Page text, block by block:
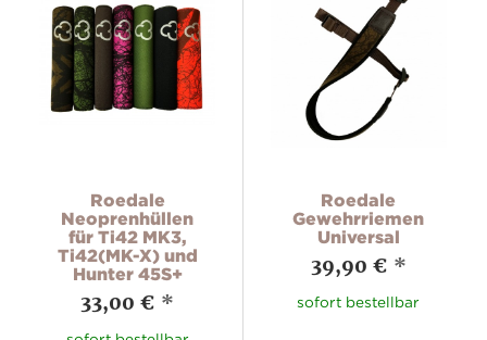
Roedale
Neoprenhüllen
für Ti42 MK3,
Ti42(MK-X) und
Hunter 45S+
33,00 € *
Roedale
Gewehrriemen
Universal
39,90 € *
sofort bestellbar